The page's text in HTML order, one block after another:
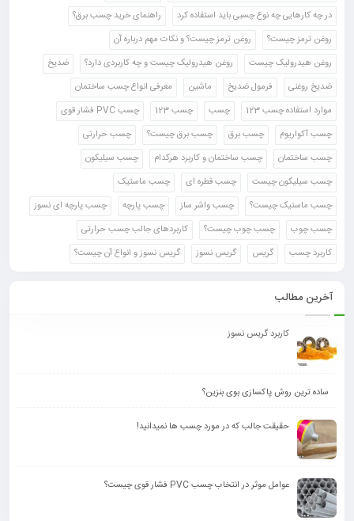
در چه کارهایی چه نوع چسبی باید استفاده کرد
راهنمای خرید چسب برق؟
روغن ترمز چیست؟
روغن ترمز چیست؟ و نکات مهم درباره آن
روغن هیدرولیک چیست
روغن هیدرولیک چیست و چه کاربردی دارد؟
ضدیخ
ضدیخ روغنی
فرمول ضدیخ ماشین
معرفی انواع چسب ساختمان
موارد استفاده چسب 123
چسب چسب 123
چسب PVC فشار قوی
چسب آکواریوم
چسب برق چسب برق چیست؟
چسب حرارتی
چسب ساختمان
چسب ساختمان و کاربرد هرکدام
چسب سیلیکون
چسب سیلیکون چیست
چسب قطره ای
چسب ماستیک
چسب ماستیک چیست؟
چسب واشر ساز چسب پارچه
چسب پارچه ای نسوز
چسب چوب
چسب چوب چیست؟
کاربردهای جالب چسب حرارتی
کاربرد چسب
گریس گریس نسوز گریس نسوز و انواع آن چیست؟
آخرین مطالب
کاربرد گریس نسوز
ساده ترین روش پاکسازی بوی بنزین؟
حقیقت جالب که در مورد چسب ها نمیدانید!
عوامل موثر در انتخاب چسب PVC فشار قوی چیست؟